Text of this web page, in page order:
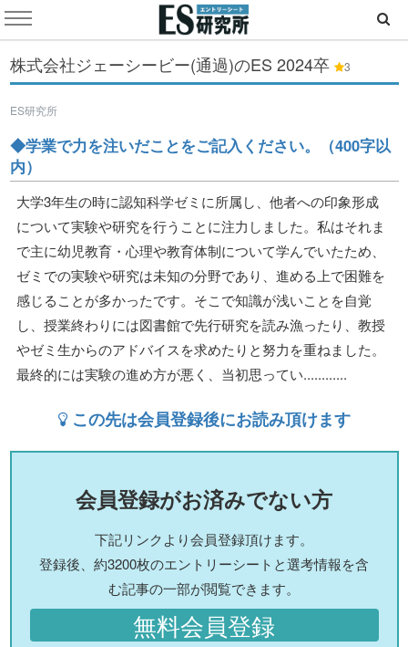
株式会社ジェーシービー(通過)のES 2024卒 3
ES研究所
◆学業で力を注いだことをご記入ください。（400字以
内）
大学3年生の時に認知科学ゼミに所属し、他者への印象形成
について実験や研究を行うことに注力しました。私はそれま
で主に幼児教育・心理や教育体制について学んでいたため、
ゼミでの実験や研究は未知の分野であり、進める上で困難を
感じることが多かったです。そこで知識が浅いことを自覚
し、授業終わりには図書館で先行研究を読み漁ったり、教授
やゼミ生からのアドバイスを求めたりと努力を重ねました。
最終的には実験の進め方が悪く、当初思ってい............
この先は会員登録後にお読み頂けます
会員登録がお済みでない方
下記リンクより会員登録頂けます。
登録後、約3200枚のエントリーシートと選考情報を含
む記事の一部が閲覧できます。
無料会員登録